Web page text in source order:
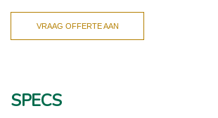
VRAAG OFFERTE AAN
SPECS